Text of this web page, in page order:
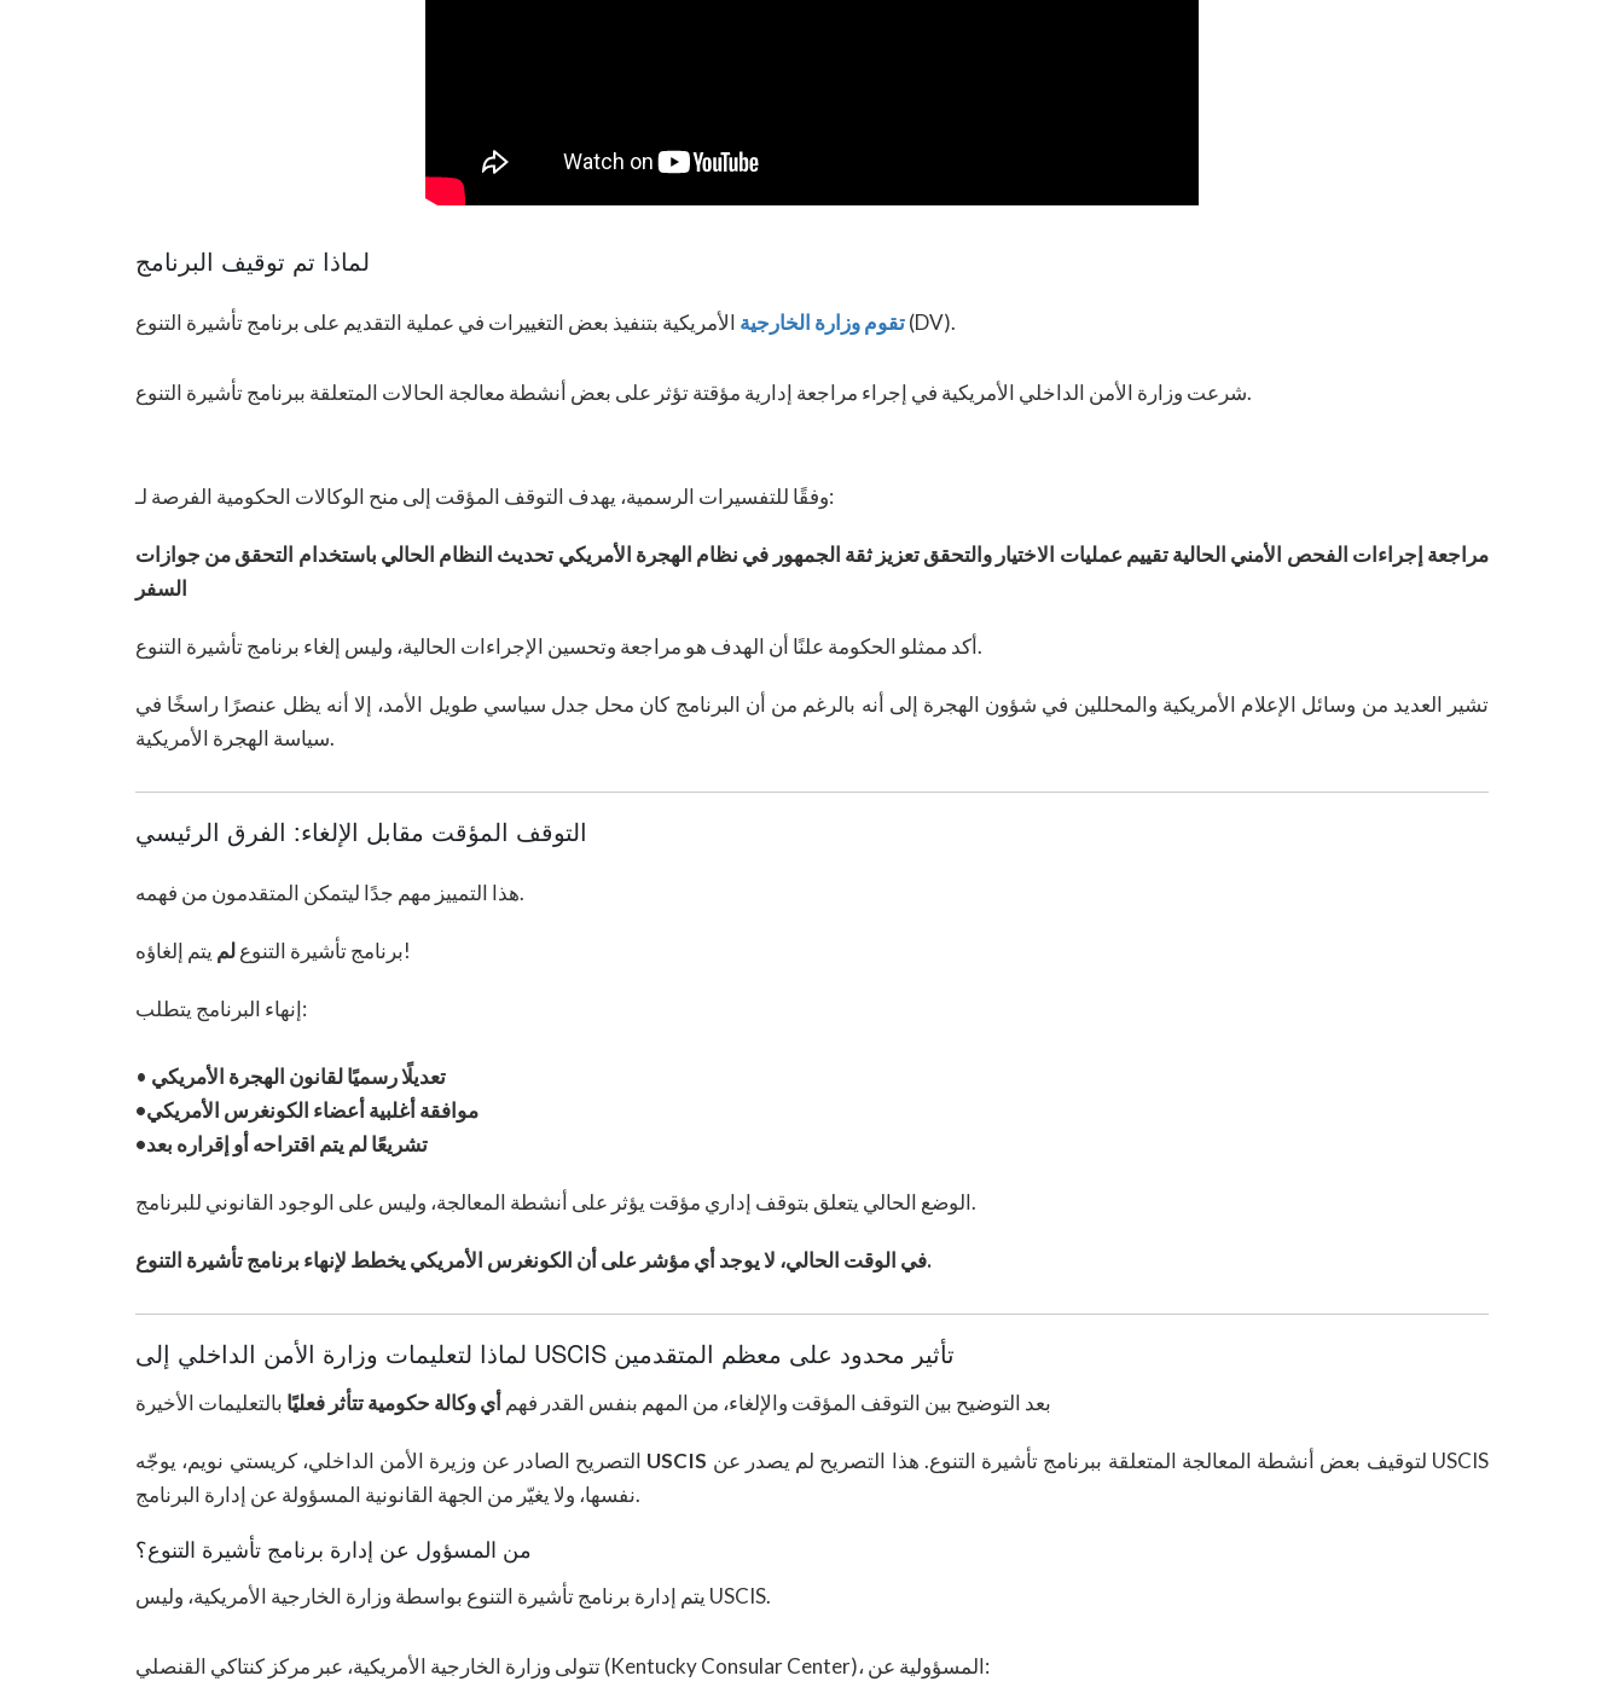
لماذا تم توقيف البرنامج
تقوم وزارة الخارجيةالأمريكية بتنفيذ بعض التغييرات في عملية التقديم على برنامج تأشيرة التنوع (DV).
شرعت وزارة الأمن الداخلي الأمريكية في إجراء مراجعة إدارية مؤقتة تؤثر على بعض أنشطة معالجة الحالات المتعلقة ببرنامج تأشيرة التنوع.
وفقًا للتفسيرات الرسمية، يهدف التوقف المؤقت إلى منح الوكالات الحكومية الفرصة لـ:
مراجعة إجراءات الفحص الأمني الحالية تقييم عمليات الاختيار والتحقق تعزيز ثقة الجمهور في نظام الهجرة الأمريكي تحديث النظام الحالي باستخدام التحقق من جوازات
السفر
أكد ممثلو الحكومة علنًا أن الهدف هو مراجعة وتحسين الإجراءات الحالية، وليس إلغاء برنامج تأشيرة التنوع.
تشير العديد من وسائل الإعلام الأمريكية والمحللين في شؤون الهجرة إلى أنه بالرغم من أن البرنامج كان محل جدل سياسي طويل الأمد، إلا أنه يظل عنصرًا راسخًا في
سياسة الهجرة الأمريكية.
التوقف المؤقت مقابل الإلغاء: الفرق الرئيسي
هذا التمييز مهم جدًا ليتمكن المتقدمون من فهمه.
برنامج تأشيرة التنوعلم يتم إلغاؤه!
إنهاء البرنامج يتطلب:
• تعديلًا رسميًا لقانون الهجرة الأمريكي
•موافقة أغلبية أعضاء الكونغرس الأمريكي
•تشريعًا لم يتم اقتراحه أو إقراره بعد
الوضع الحالي يتعلق بتوقف إداري مؤقت يؤثر على أنشطة المعالجة، وليس على الوجود القانوني للبرنامج.
في الوقت الحالي، لا يوجد أي مؤشر على أن الكونغرس الأمريكي يخطط لإنهاء برنامج تأشيرة التنوع.
لماذا لتعليمات وزارة الأمن الداخلي إلى USCIS تأثير محدود على معظم المتقدمين
بعد التوضيح بين التوقف المؤقت والإلغاء، من المهم بنفس القدر فهم أي وكالة حكومية تتأثر فعليًا بالتعليمات الأخيرة
USCIS لتوقيف بعض أنشطة المعالجة المتعلقة ببرنامج تأشيرة التنوع. هذا التصريح لم يصدر عن USCIS
نفسها، ولا يغيّر من الجهة القانونية المسؤولة عن إدارة البرنامج.
من المسؤول عن إدارة برنامج تأشيرة التنوع؟
يتم إدارة برنامج تأشيرة التنوع بواسطة وزارة الخارجية الأمريكية، وليس USCIS.
تتولى وزارة الخارجية الأمريكية، عبر مركز كنتاكي القنصلي (Kentucky Consular Center)، المسؤولية عن: